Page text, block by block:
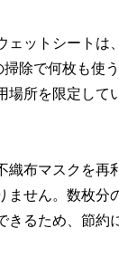
ェットシートは
除で何枚も使
場所を限定して
織布マスクを再
ません。数枚分
きるため、節約